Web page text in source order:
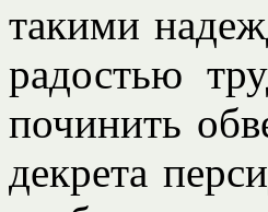
такими
радостью
починить
декрета